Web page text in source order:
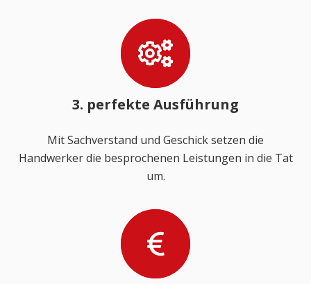
3. perfekte Ausführung
Mit Sachverstand und Geschick setzen die
Handwerker die besprochenen Leistungen in die Tat
um.